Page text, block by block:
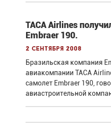
TACA Airlines
Embraer 190.
2 сентября 2008
Бразильская компания
авиакомпании TACA
самолет Embraer 190,
авиастроительной